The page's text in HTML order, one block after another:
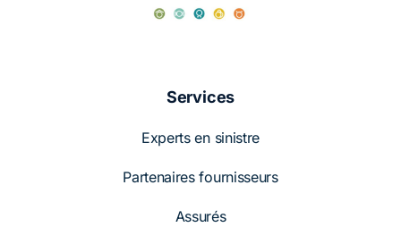
Services
Experts en sinistre
Partenaires fournisseurs
Assurés